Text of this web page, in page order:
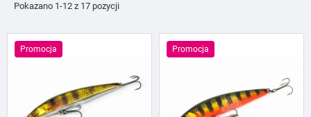
Pokazano 1-12 z 17 pozycji
Promocja Promocja